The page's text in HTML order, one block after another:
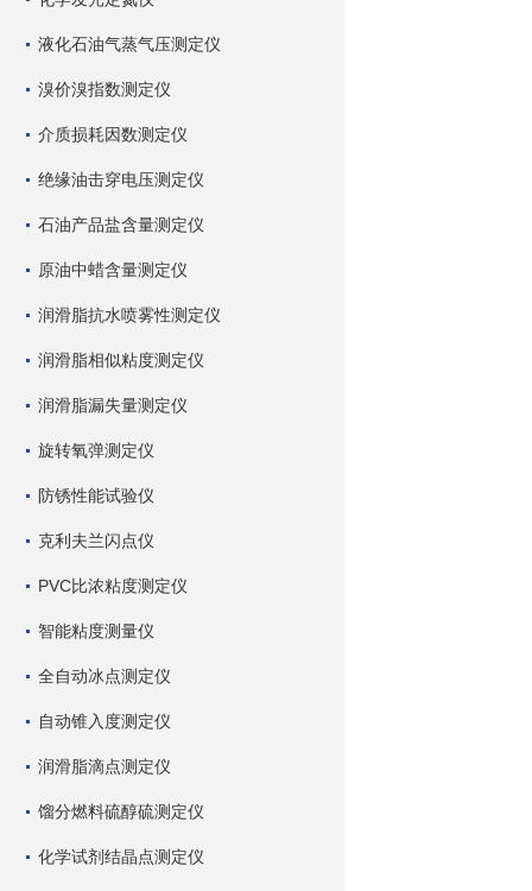
液化石油气蒸气压测定仪
溴价溴指数测定仪
介质损耗因数测定仪
绝缘油击穿电压测定仪
石油产品盐含量测定仪
原油中蜡含量测定仪
润滑脂抗水喷雾性测定仪
润滑脂相似粘度测定仪
润滑脂漏失量测定仪
旋转氧弹测定仪
防锈性能试验仪
克利夫兰闪点仪
PVC比浓粘度测定仪
智能粘度测量仪
全自动冰点测定仪
自动锥入度测定仪
润滑脂滴点测定仪
馏分燃料硫醇硫测定仪
化学试剂结晶点测定仪